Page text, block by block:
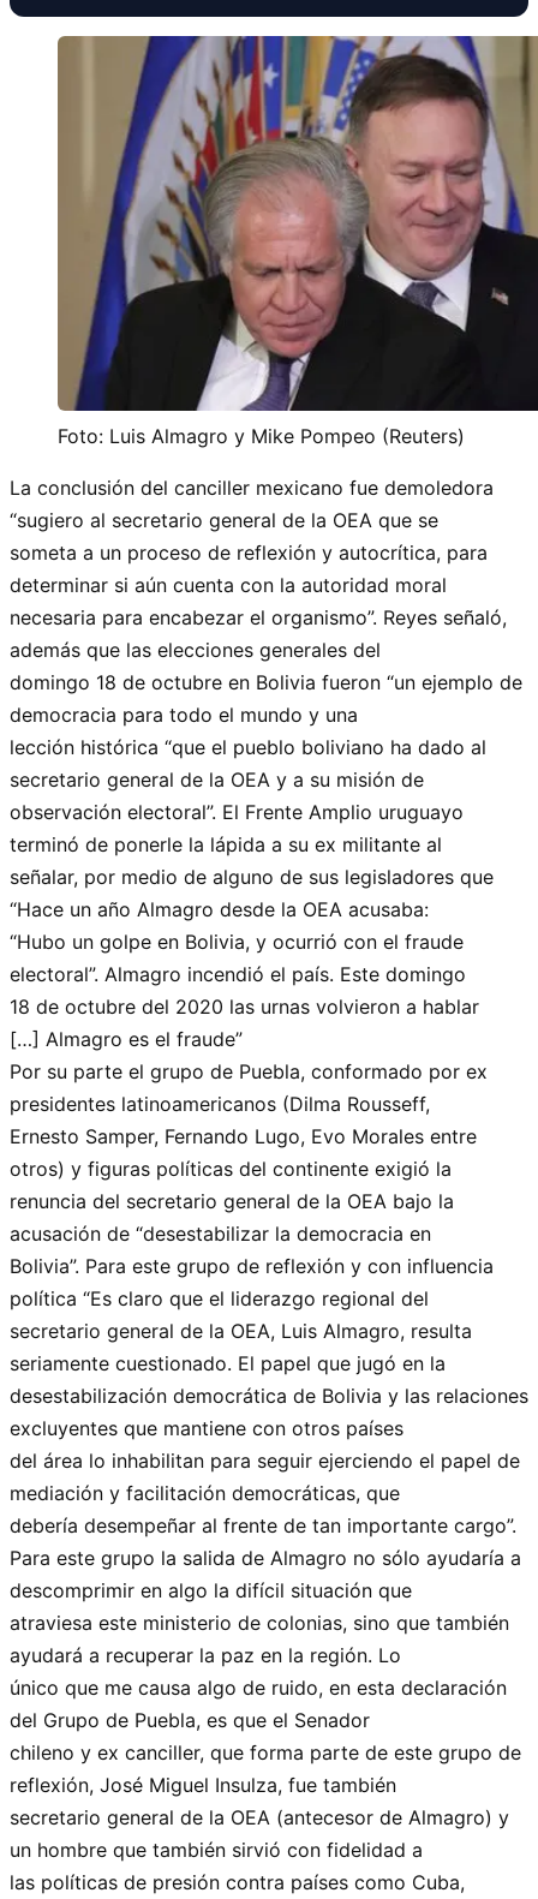
Foto: Luis Almagro y Mike Pompeo (Reuters)
La conclusión del canciller mexicano fue demoledora
“sugiero al secretario general de la OEA que se
someta a un proceso de reflexión y autocrítica, para
determinar si aún cuenta con la autoridad moral
necesaria para encabezar el organismo”. Reyes señaló,
además que las elecciones generales del
domingo 18 de octubre en Bolivia fueron “un ejemplo de
democracia para todo el mundo y una
lección histórica “que el pueblo boliviano ha dado al
secretario general de la OEA y a su misión de
observación electoral”. El Frente Amplio uruguayo
terminó de ponerle la lápida a su ex militante al
señalar, por medio de alguno de sus legisladores que
“Hace un año Almagro desde la OEA acusaba:
“Hubo un golpe en Bolivia, y ocurrió con el fraude
electoral”. Almagro incendió el país. Este domingo
18 de octubre del 2020 las urnas volvieron a hablar
[…] Almagro es el fraude”
Por su parte el grupo de Puebla, conformado por ex
presidentes latinoamericanos (Dilma Rousseff,
Ernesto Samper, Fernando Lugo, Evo Morales entre
otros) y figuras políticas del continente exigió la
renuncia del secretario general de la OEA bajo la
acusación de “desestabilizar la democracia en
Bolivia”. Para este grupo de reflexión y con influencia
política “Es claro que el liderazgo regional del
secretario general de la OEA, Luis Almagro, resulta
seriamente cuestionado. El papel que jugó en la
desestabilización democrática de Bolivia y las relaciones
excluyentes que mantiene con otros países
del área lo inhabilitan para seguir ejerciendo el papel de
mediación y facilitación democráticas, que
debería desempeñar al frente de tan importante cargo”.
Para este grupo la salida de Almagro no sólo ayudaría a
descomprimir en algo la difícil situación que
atraviesa este ministerio de colonias, sino que también
ayudará a recuperar la paz en la región. Lo
único que me causa algo de ruido, en esta declaración
del Grupo de Puebla, es que el Senador
chileno y ex canciller, que forma parte de este grupo de
reflexión, José Miguel Insulza, fue también
secretario general de la OEA (antecesor de Almagro) y
un hombre que también sirvió con fidelidad a
las políticas de presión contra países como Cuba,